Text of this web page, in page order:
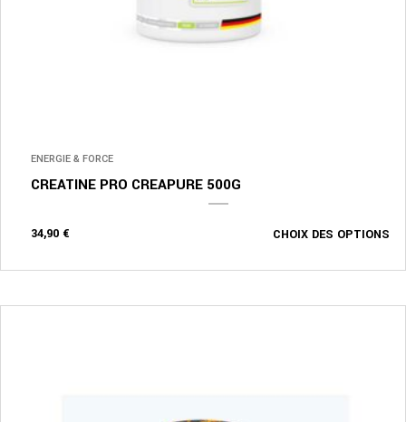
CHOIX DES OPTIONS
ENERGIE & FORCE
CREATINE PRO CREAPURE 500G
34,90 €